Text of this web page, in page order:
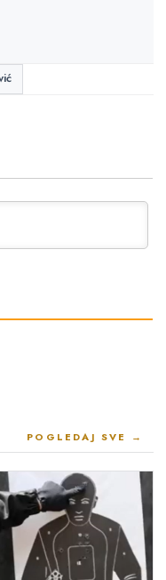
POGLEDAJ SVE →